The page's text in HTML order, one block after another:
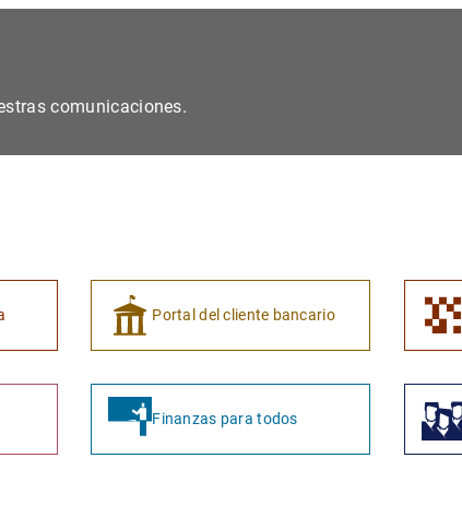
comunicaciones.
Portal del cliente bancario
Finanzas para todos